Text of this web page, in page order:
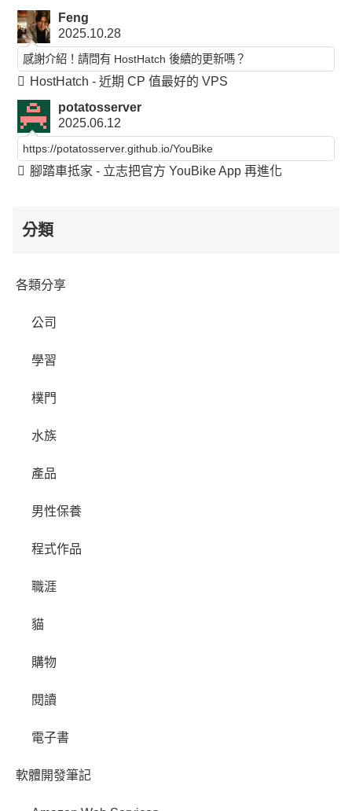
Feng
2025.10.28
感謝介紹！請問有 HostHatch 後續的更新嗎？
HostHatch - 近期 CP 值最好的 VPS
potatosserver
2025.06.12
https://potatosserver.github.io/YouBike
腳踏車抵家 - 立志把官方 YouBike App 再進化
分類
各類分享
公司
學習
樸門
水族
產品
男性保養
程式作品
職涯
貓
購物
閱讀
電子書
軟體開發筆記